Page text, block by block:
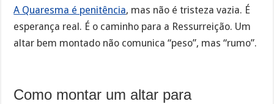
A Quaresma é penitência, mas não é tristeza vazia. É
esperança real. É o caminho para a Ressurreição. Um
altar bem montado não comunica “peso”, mas “rumo”.
Como montar um altar para